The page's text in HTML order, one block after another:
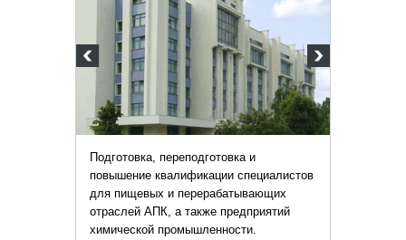
Подготовка, переподготовка и
повышение квалификации специалистов
для пищевых и перерабатывающих
отраслей АПК, а также предприятий
химической промышленности.